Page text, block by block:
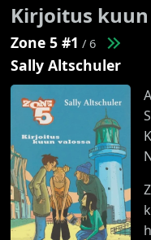
Kirjoitus kuun
Zone 5 #1 / 6
Sally Altschuler